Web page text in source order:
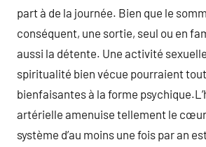
part à de la journée. Bien que le
conséquent, une sortie, seul ou en
aussi la détente. Une activité
spiritualité bien vécue pourraient
bienfaisantes à la forme
artérielle amenuise tellement le
système d’au moins une fois par an